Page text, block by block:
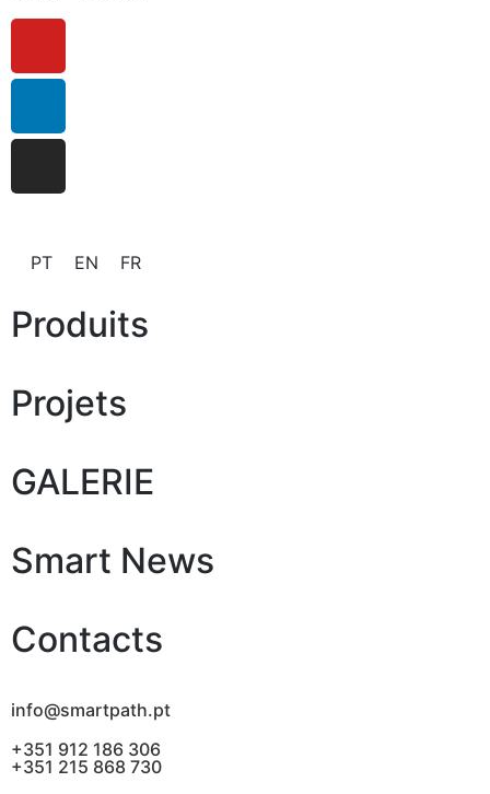
PT EN FR
Produits
Projets
GALERIE
Smart News
Contacts
info@smartpath.pt
+351 912 186 306
+351 215 868 730